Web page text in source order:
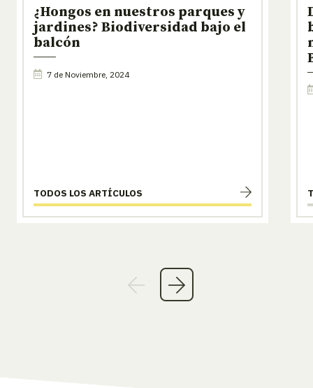
¿Hongos en nuestros parques y
jardines? Biodiversidad bajo el
balcón
7 de Noviembre, 2024
TODOS LOS ARTÍCULOS